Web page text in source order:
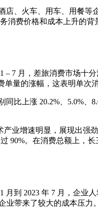
店、火车、用车、用餐
消费价格和成本上升的
7 月，差旅消费市场十
量的涨幅，这表明单次
比上涨 20.2%、5.0%
业增速明显，展现出强
90%。在消费总额上
到 2023 年 7 月，企
业带来了较大的成本压力。